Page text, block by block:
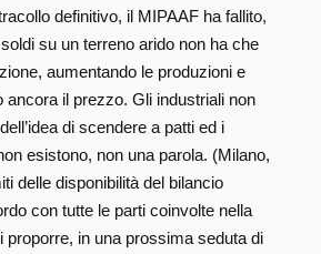
definitivo, il MIPAAF ha fallito,
su un terreno arido non ha che
aumentando le produzioni e
ancora il prezzo. Gli industriali non
di scendere a patti ed i
esistono, non una parola. (Milano,
delle disponibilità del bilancio
con tutte le parti coinvolte nella
proporre, in una prossima seduta di